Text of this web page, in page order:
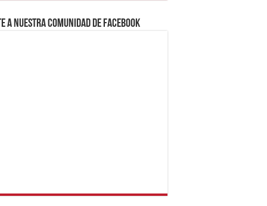
a nuestra comunidad de Facebook